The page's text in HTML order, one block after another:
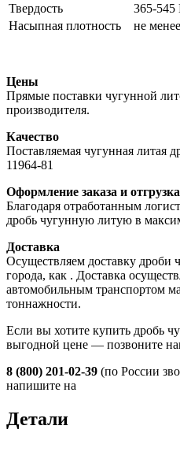
Твердость
365-545
Насыпная плотность
не
Цены
Прямые поставки чугунной
производителя.
Качество
Поставляемая чугунная литая
11964-81
Оформление заказа и отгрузка
Благодаря отработанным
дробь чугунную литую в
Доставка
Осуществляем доставку
города, как . Доставка
автомобильным транспортом
тоннажности.
Если вы хотите купить дробь
выгодной цене — позвоните
8 (800) 201-02-39 (по России
напишите на
Детали